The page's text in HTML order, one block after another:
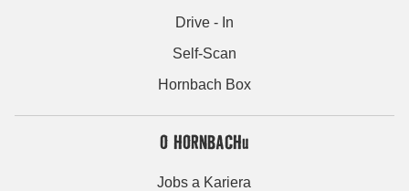
Drive - In
Self-Scan
Hornbach Box
O HORNBACHu
Jobs a Kariera